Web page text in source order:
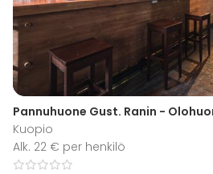
Pannuhuone Gust. Ranin -
Kuopio
Alk. 22 € per henkilö